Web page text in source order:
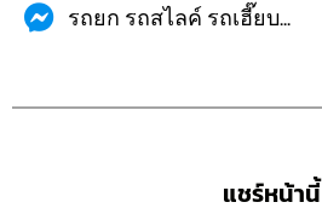
รถยก รถสไลค์ รถเฮี๊ยบ...
แชร์หน้านี้